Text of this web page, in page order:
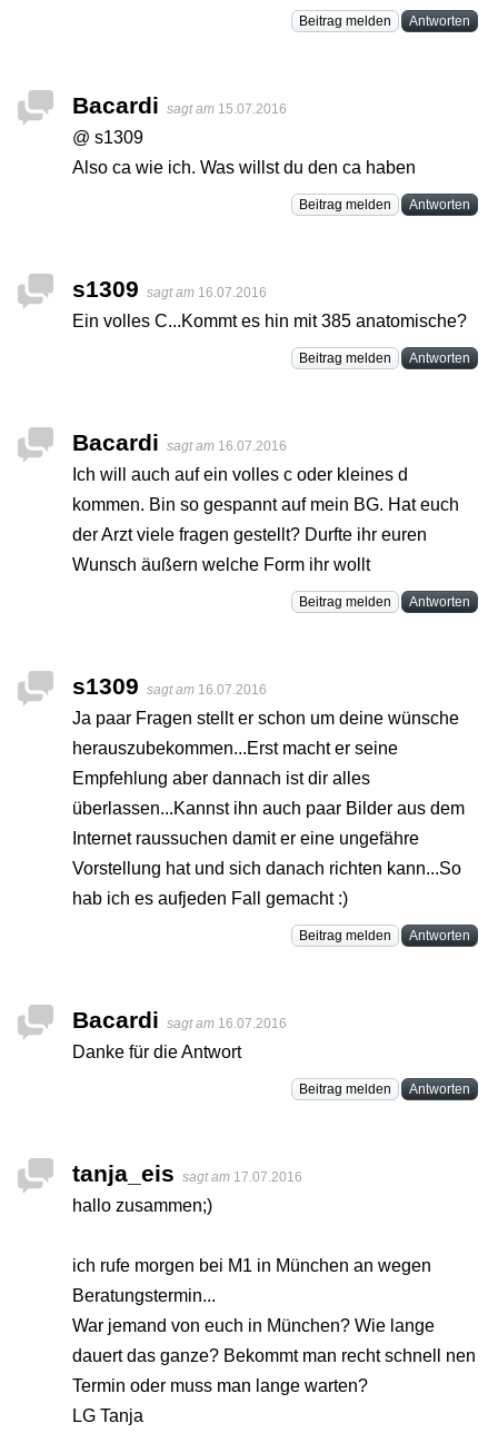
Beitrag melden Antworten
Bacardi sagt am 15.07.2016
@ s1309
Also ca wie ich. Was willst du den ca haben
Beitrag melden Antworten
s1309 sagt am 16.07.2016
Ein volles C...Kommt es hin mit 385 anatomische?
Beitrag melden Antworten
Bacardi sagt am 16.07.2016
Ich will auch auf ein volles c oder kleines d
kommen. Bin so gespannt auf mein BG. Hat euch
der Arzt viele fragen gestellt? Durfte ihr euren
Wunsch äußern welche Form ihr wollt
Beitrag melden Antworten
s1309 sagt am 16.07.2016
Ja paar Fragen stellt er schon um deine wünsche
herauszubekommen...Erst macht er seine
Empfehlung aber dannach ist dir alles
überlassen...Kannst ihn auch paar Bilder aus dem
Internet raussuchen damit er eine ungefähre
Vorstellung hat und sich danach richten kann...So
hab ich es aufjeden Fall gemacht :)
Beitrag melden Antworten
Bacardi sagt am 16.07.2016
Danke für die Antwort
Beitrag melden Antworten
tanja_eis sagt am 17.07.2016
hallo zusammen;)
ich rufe morgen bei M1 in München an wegen
Beratungstermin...
War jemand von euch in München? Wie lange
dauert das ganze? Bekommt man recht schnell nen
Termin oder muss man lange warten?
LG Tanja